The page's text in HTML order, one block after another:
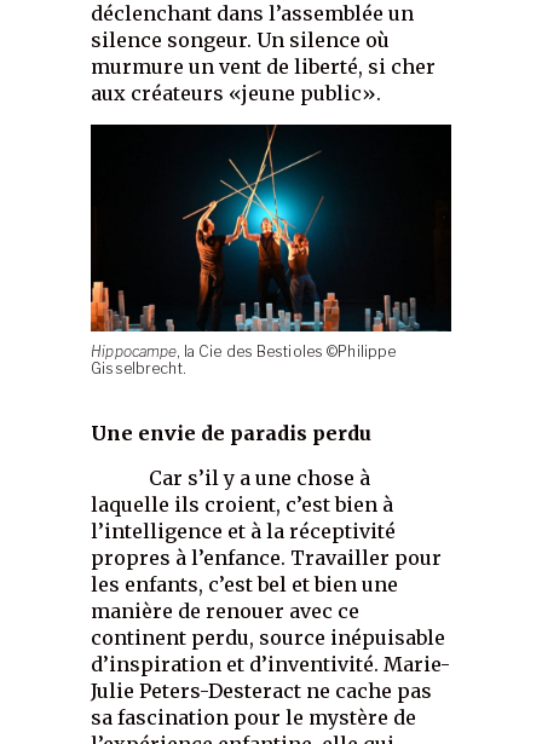
déclenchant dans l’assemblée un
silence songeur. Un silence où
murmure un vent de liberté, si cher
aux créateurs «jeune public».
Hippocampe, la Cie des Bestioles ©Philippe
Gisselbrecht.
Une envie de paradis perdu
Car s’il y a une chose à
laquelle ils croient, c’est bien à
l’intelligence et à la réceptivité
propres à l’enfance. Travailler pour
les enfants, c’est bel et bien une
manière de renouer avec ce
continent perdu, source inépuisable
d’inspiration et d’inventivité. Marie-
Julie Peters-Desteract ne cache pas
sa fascination pour le mystère de